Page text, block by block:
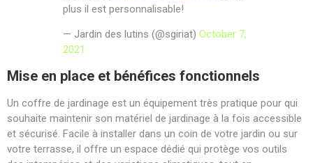
plus il est personnalisable!
— Jardin des lutins (@sgiriat) October 7,
2021
Mise en place et bénéfices fonctionnels
Un coffre de jardinage est un équipement très pratique pour qui
souhaite maintenir son matériel de jardinage à la fois accessible
et sécurisé. Facile à installer dans un coin de votre jardin ou sur
votre terrasse, il offre un espace dédié qui protège vos outils